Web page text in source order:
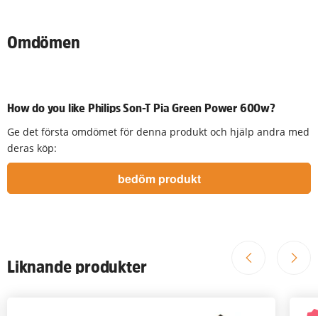
Omdömen
How do you like Philips Son-T Pia Green Power 600w?
Ge det första omdömet för denna produkt och hjälp andra med
deras köp:
Liknande produkter